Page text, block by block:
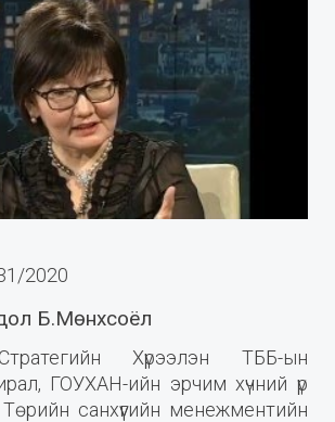
2020
Б.Мөнхсоёл
Хүрээлэн ТББ-ын
ГОУХАН-ийн эрчим хүчний үр
санхүүгийн менежментийн